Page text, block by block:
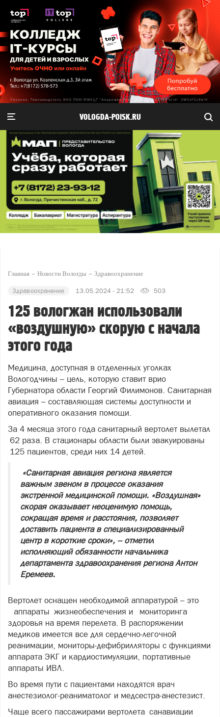
VOLOGDA-POISK.RU
Главная Новости Вологды Здравоохранение
Здравоохранение 13.05.2024 - 21:52 503
125 вологжан использовали
«воздушную» скорую с начала
этого года
Медицина, доступная в отделенных уголках
Вологодчины – цель, которую ставит врио
Губернатора области Георгий Филимонов. Санитарная
авиация – составляющая системы доступности и
оперативного оказания помощи.
За 4 месяца этого года санитарный вертолет вылетал
62 раза. В стационары области были эвакуированы
125 пациентов, среди них 14 детей.
«Санитарная авиация региона является
важным звеном в процессе оказания
экстренной медицинской помощи. «Воздушная»
скорая оказывает неоценимую помощь,
сокращая время и расстояния, позволяет
доставить пациента в специализированный
центр в короткие сроки», – отметил
исполняющий обязанности начальника
департамента здравоохранения региона Антон
Еремеев.
Вертолет оснащен необходимой аппаратурой – это
аппараты жизнеобеспечения и мониторинга
здоровья на время перелета. В распоряжении
медиков имеется все для сердечно-легочной
реанимации, мониторы-дефибрилляторы с функциями
аппарата ЭКГ и кардиостимуляции, портативные
аппараты ИВЛ.
Во время пути с пациентами находятся врач
анестезиолог-реаниматолог и медсестра-анестезист.
Чаще всего пассажирами вертолета санавиации